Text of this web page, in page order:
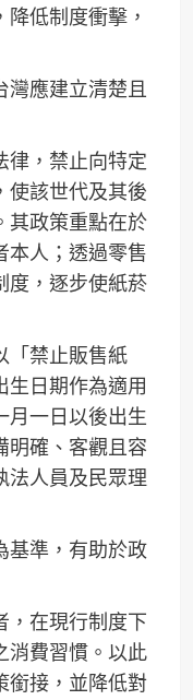
低制度衝擊，
灣應建立清楚且
律，禁止向特定
使該世代及其後
其政策重點在於
本人；透過零售
度，逐步使紙菸
「禁止販售紙
生日期作為適用
月一日以後出生
明確、客觀且容
法人員及民眾理
基準，有助於政
，在現行制度下
消費習慣。以此
銜接，並降低對